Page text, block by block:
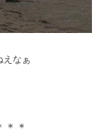
なぁ
＊